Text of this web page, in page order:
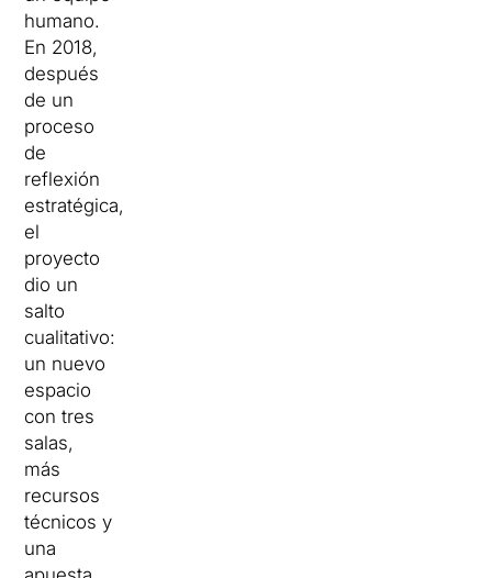
humano.
En 2018,
después
de un
proceso
de
reflexión
estratégica,
el
proyecto
dio un
salto
cualitativo:
un nuevo
espacio
con tres
salas,
más
recursos
técnicos y
una